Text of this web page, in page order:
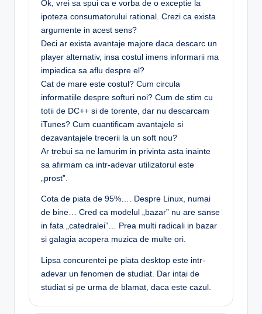
Ok, vrei sa spui ca e vorba de o exceptie la
ipoteza consumatorului rational. Crezi ca exista
argumente in acest sens?
Deci ar exista avantaje majore daca descarc un
player alternativ, insa costul imens informarii ma
impiedica sa aflu despre el?
Cat de mare este costul? Cum circula
informatiile despre softuri noi? Cum de stim cu
totii de DC++ si de torente, dar nu descarcam
iTunes? Cum cuantificam avantajele si
dezavantajele trecerii la un soft nou?
Ar trebui sa ne lamurim in privinta asta inainte
sa afirmam ca intr-adevar utilizatorul este
„prost”.
Cota de piata de 95%…. Despre Linux, numai
de bine… Cred ca modelul „bazar” nu are sanse
in fata „catedralei”… Prea multi radicali in bazar
si galagia acopera muzica de multe ori.
Lipsa concurentei pe piata desktop este intr-
adevar un fenomen de studiat. Dar intai de
studiat si pe urma de blamat, daca este cazul.